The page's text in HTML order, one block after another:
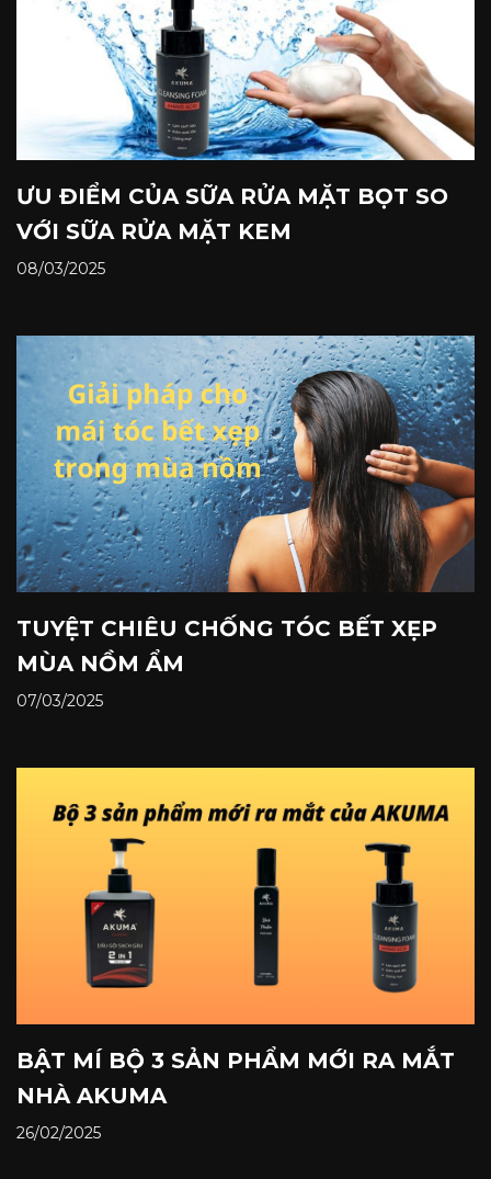
ƯU ĐIỂM CỦA SỮA RỬA MẶT BỌT SO
VỚI SỮA RỬA MẶT KEM
08/03/2025
TUYỆT CHIÊU CHỐNG TÓC BẾT XẸP
MÙA NỒM ẨM
07/03/2025
BẬT MÍ BỘ 3 SẢN PHẨM MỚI RA MẮT
NHÀ AKUMA
26/02/2025